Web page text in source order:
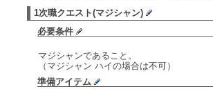
1次職クエスト(マジシャン)
必要条件
マジシャンであること。
（マジシャン ハイの場合は不可）
準備アイテム